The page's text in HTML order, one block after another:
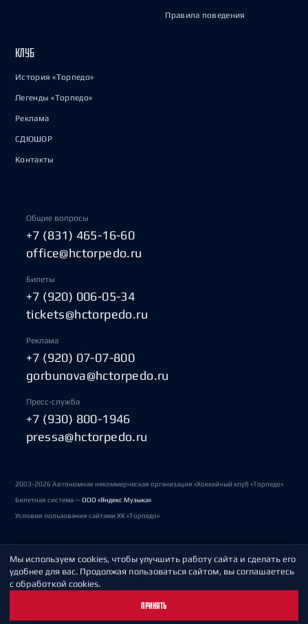
Правила поведения
КЛУБ
История «Торпедо»
Легенды «Торпедо»
Реклама
СДЮШОР
Контакты
Общие вопросы
+7 (831) 465-16-60
office@hctorpedo.ru
Билеты
+7 (920) 006-05-34
tickets@hctorpedo.ru
Реклама
+7 (920) 07-07-800
gorbunova@hctorpedo.ru
Пресс-служба
+7 (930) 800-1946
pressa@hctorpedo.ru
2003-2026 Автономная некоммерческая организация «Хоккейный клуб «Торпедо»
Билетная система —ООО «Яндекс Музыка»
Условия пользования сайтами ХК «Торпедо»
Политика обработки персональных данных
Пользовательское соглашение
Мы используем cookies, чтобы улучшить работу сайта и сделать его
удобнее для вас. Продолжая пользоваться сайтом, вы соглашаетесь
с обработкой cookies.
ПРИНЯТЬ